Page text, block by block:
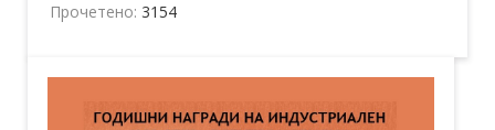
Прочетено: 3154